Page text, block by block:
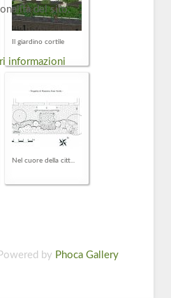
Il giardino cortile
Nel cuore della citt...
Powered by Phoca Gallery
del sito.
informazioni